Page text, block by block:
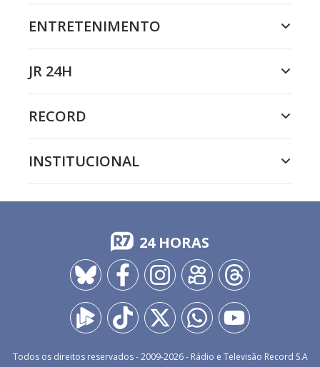
ENTRETENIMENTO
JR 24H
RECORD
INSTITUCIONAL
24 HORAS
Todos os direitos reservados - 2009-2026- Rádio e Televisão Record S.A